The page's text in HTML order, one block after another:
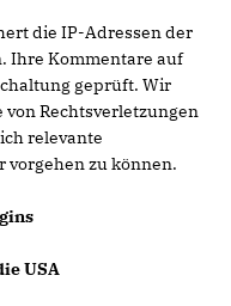
die IP-Adressen der
Ihre Kommentare auf
geprüft. Wir
von Rechtsverletzungen
relevante
vorgehen zu können.
USA